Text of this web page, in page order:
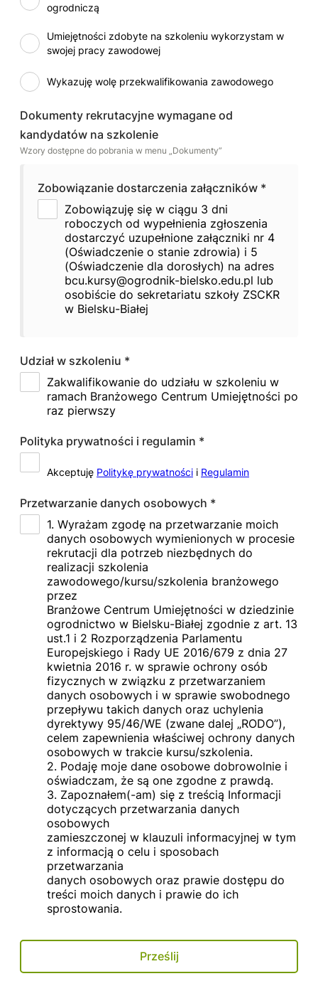
ogrodniczą
Umiejętności zdobyte na szkoleniu wykorzystam w
swojej pracy zawodowej
Wykazuję wolę przekwalifikowania zawodowego
Dokumenty rekrutacyjne wymagane od
kandydatów na szkolenie
Wzory dostępne do pobrania w menu „Dokumenty”
Zobowiązanie dostarczenia załączników *
Zobowiązuję się w ciągu 3 dni
roboczych od wypełnienia zgłoszenia
dostarczyć uzupełnione załączniki nr 4
(Oświadczenie o stanie zdrowia) i 5
(Oświadczenie dla dorosłych) na adres
bcu.kursy@ogrodnik-bielsko.edu.pl lub
osobiście do sekretariatu szkoły ZSCKR
w Bielsku-Białej
Udział w szkoleniu *
Zakwalifikowanie do udziału w szkoleniu w
ramach Branżowego Centrum Umiejętności po
raz pierwszy
Polityka prywatności i regulamin *
Akceptuję Politykę prywatności i Regulamin
Przetwarzanie danych osobowych *
1. Wyrażam zgodę na przetwarzanie moich
danych osobowych wymienionych w procesie
rekrutacji dla potrzeb niezbędnych do
realizacji szkolenia
zawodowego/kursu/szkolenia branżowego
przez
Branżowe Centrum Umiejętności w dziedzinie
ogrodnictwo w Bielsku-Białej zgodnie z art. 13
ust.1 i 2 Rozporządzenia Parlamentu
Europejskiego i Rady UE 2016/679 z dnia 27
kwietnia 2016 r. w sprawie ochrony osób
fizycznych w związku z przetwarzaniem
danych osobowych i w sprawie swobodnego
przepływu takich danych oraz uchylenia
dyrektywy 95/46/WE (zwane dalej „RODO”),
celem zapewnienia właściwej ochrony danych
osobowych w trakcie kursu/szkolenia.
2. Podaję moje dane osobowe dobrowolnie i
oświadczam, że są one zgodne z prawdą.
3. Zapoznałem(-am) się z treścią Informacji
dotyczących przetwarzania danych
osobowych
zamieszczonej w klauzuli informacyjnej w tym
z informacją o celu i sposobach
przetwarzania
danych osobowych oraz prawie dostępu do
treści moich danych i prawie do ich
sprostowania.
Prześlij